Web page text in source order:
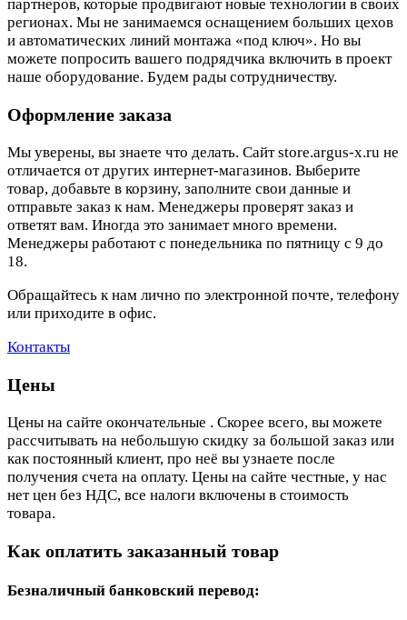
партнеров, которые продвигают новые технологии в своих
регионах. Мы не занимаемся оснащением больших цехов
и автоматических линий монтажа «под ключ». Но вы
можете попросить вашего подрядчика включить в проект
наше оборудование. Будем рады сотрудничеству.
Оформление заказа
Мы уверены, вы знаете что делать. Сайт store.argus-x.ru не
отличается от других интернет-магазинов. Выберите
товар, добавьте в корзину, заполните свои данные и
отправьте заказ к нам. Менеджеры проверят заказ и
ответят вам. Иногда это занимает много времени.
Менеджеры работают с понедельника по пятницу с 9 до
18.
Обращайтесь к нам лично по электронной почте, телефону
или приходите в офис.
Контакты
Цены
Цены на сайте окончательные . Скорее всего, вы можете
рассчитывать на небольшую скидку за большой заказ или
как постоянный клиент, про неё вы узнаете после
получения счета на оплату. Цены на сайте честные, у нас
нет цен без НДС, все налоги включены в стоимость
товара.
Как оплатить заказанный товар
Безналичный банковский перевод: